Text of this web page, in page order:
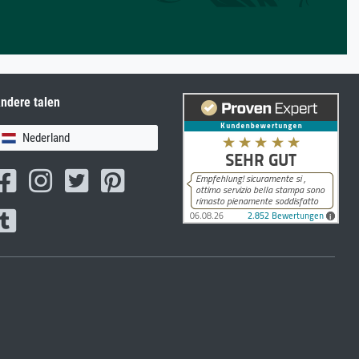
talen
Nederland